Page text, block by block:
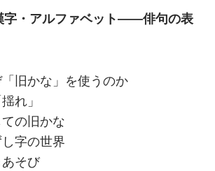
字・アルファベット――俳句の表
旧かな」を使うのか
れ」
ての旧かな
字の世界
そび